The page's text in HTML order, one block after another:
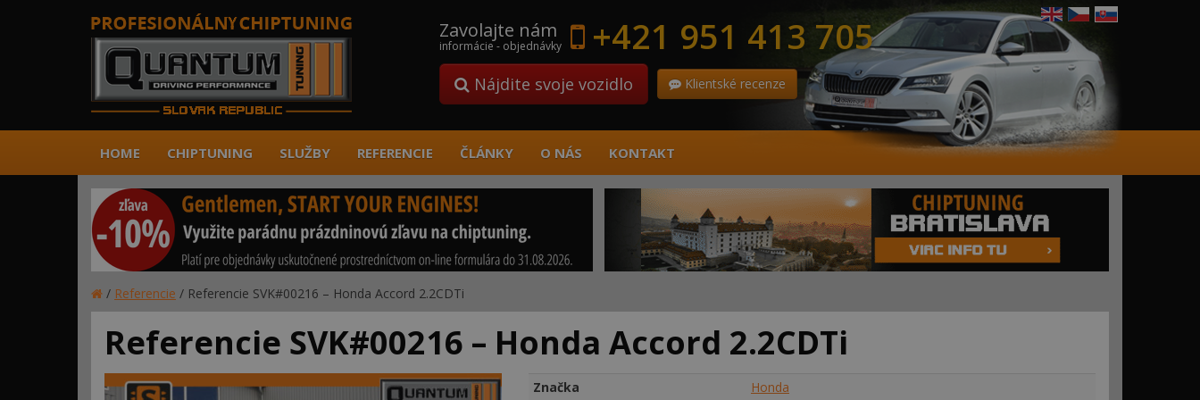
Zavolajte nám
informácie - objednávky +421 951 413 705
Nájdite svoje vozidlo Klientské recenze
HOME CHIPTUNING SLUŽBY REFERENCIE ČLÁNKY O NÁS KONTAKT
/ Referencie / Referencie SVK#00216 – Honda Accord 2.2CDTi
Referencie SVK#00216 – Honda Accord 2.2CDTi
Značka
Honda